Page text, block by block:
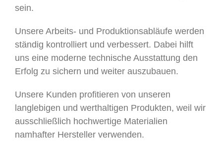
sein.
Unsere Arbeits- und Produktionsabläufe werden
ständig kontrolliert und verbessert. Dabei hilft
uns eine moderne technische Ausstattung den
Erfolg zu sichern und weiter auszubauen.
Unsere Kunden profitieren von unseren
langlebigen und werthaltigen Produkten, weil wir
ausschließlich hochwertige Materialien
namhafter Hersteller verwenden.